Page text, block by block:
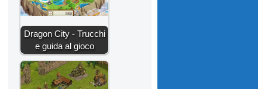
Dragon City - Trucchi
e guida al gioco